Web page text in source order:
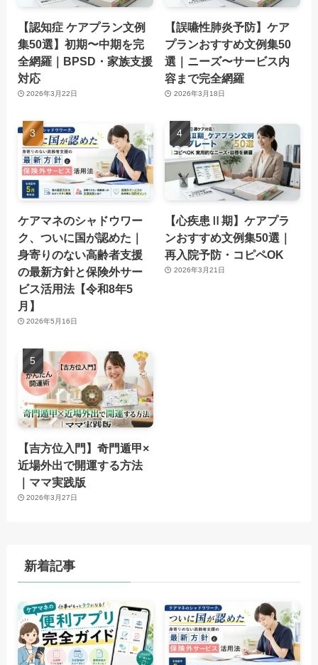
【認知症 ケアプラン文例
集50選】初期〜中期を完
全網羅｜BPSD・家族支援
対応
2026年3月22日
【誤嚥性肺炎予防】ケア
プランおすすめ文例集50
選｜ニーズ〜サービス内
容まで完全網羅
2026年3月18日
ケアマネのシャドウワー
ク、ついに国が認めた｜
身寄りのない高齢者支援
の最新方針と保険外サー
ビス活用法【令和8年5
月】
2026年5月16日
【心疾患Ⅱ期】ケアプラ
ンおすすめ文例集50選｜
再入院予防・コピペOK
2026年3月21日
【吉方位入門】奇門遁甲×
近場外出で開運する方法
｜ママ実践版
2026年3月27日
新着記事